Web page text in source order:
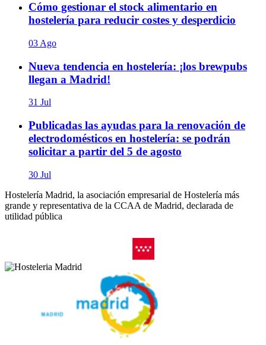
Cómo gestionar el stock alimentario en
hostelería para reducir costes y desperdicio
03 Ago
Nueva tendencia en hostelería: ¡los brewpubs
llegan a Madrid!
31 Jul
Publicadas las ayudas para la renovación de
electrodomésticos en hostelería: se podrán
solicitar a partir del 5 de agosto
30 Jul
Hostelería Madrid, la asociación empresarial de Hostelería más
grande y representativa de la CCAA de Madrid, declarada de
utilidad pública